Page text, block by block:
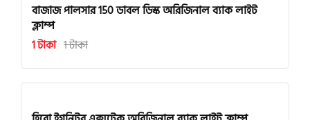
বাজাজ পালসার 150 ডাবল ডিস্ক অরিজিনাল ব্যাক লাইট
ক্লাম্প
1 টাকা 1 টাকা